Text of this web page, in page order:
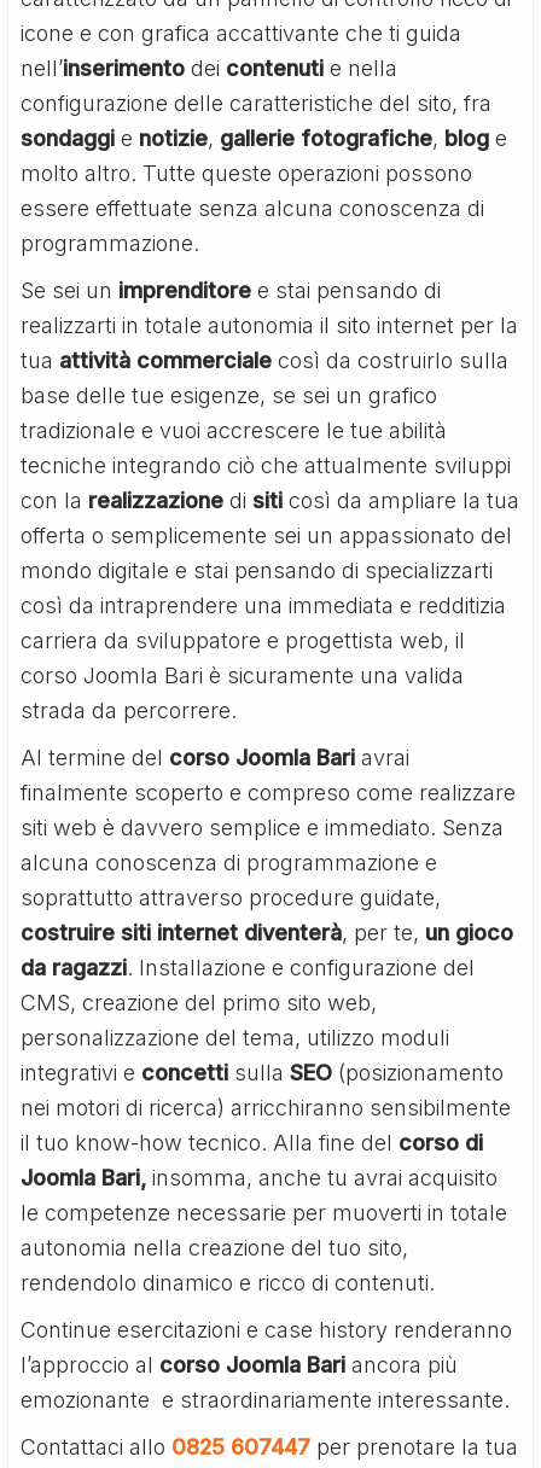
icone e con grafica accattivante che ti guida
nell’inserimento dei contenuti e nella
configurazione delle caratteristiche del sito, fra
sondaggi e notizie, gallerie fotografiche, blog e
molto altro. Tutte queste operazioni possono
essere effettuate senza alcuna conoscenza di
programmazione.
Se sei un imprenditore e stai pensando di
realizzarti in totale autonomia il sito internet per la
tua attività commerciale così da costruirlo sulla
base delle tue esigenze, se sei un grafico
tradizionale e vuoi accrescere le tue abilità
tecniche integrando ciò che attualmente sviluppi
con la realizzazione disiti così da ampliare la tua
offerta o semplicemente sei un appassionato del
mondo digitale e stai pensando di specializzarti
così da intraprendere una immediata e redditizia
carriera da sviluppatore e progettista web, il
corso Joomla Bari è sicuramente una valida
strada da percorrere.
Al termine del corso Joomla Bari avrai
finalmente scoperto e compreso come realizzare
siti web è davvero semplice e immediato. Senza
alcuna conoscenza di programmazione e
soprattutto attraverso procedure guidate,
costruire siti internet diventerà, per te, un gioco
da ragazzi. Installazione e configurazione del
CMS, creazione del primo sito web,
personalizzazione del tema, utilizzo moduli
integrativi e concetti sullaSEO (posizionamento
nei motori di ricerca) arricchiranno sensibilmente
il tuo know-how tecnico. Alla fine del corso di
Joomla Bari, insomma, anche tu avrai acquisito
le competenze necessarie per muoverti in totale
autonomia nella creazione del tuo sito,
rendendolo dinamico e ricco di contenuti.
Continue esercitazioni e case history renderanno
l’approccio al corso Joomla Bari ancora più
emozionante e straordinariamente interessante.
Contattaci allo 0825 607447 per prenotare la tua